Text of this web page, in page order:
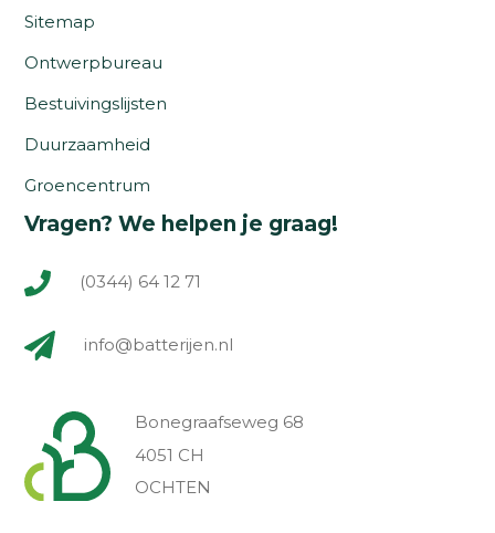
Sitemap
Ontwerpbureau
Bestuivingslijsten
Duurzaamheid
Groencentrum
Vragen? We helpen je graag!
(0344) 64 12 71
info@batterijen.nl
Bonegraafseweg 68
4051 CH
OCHTEN